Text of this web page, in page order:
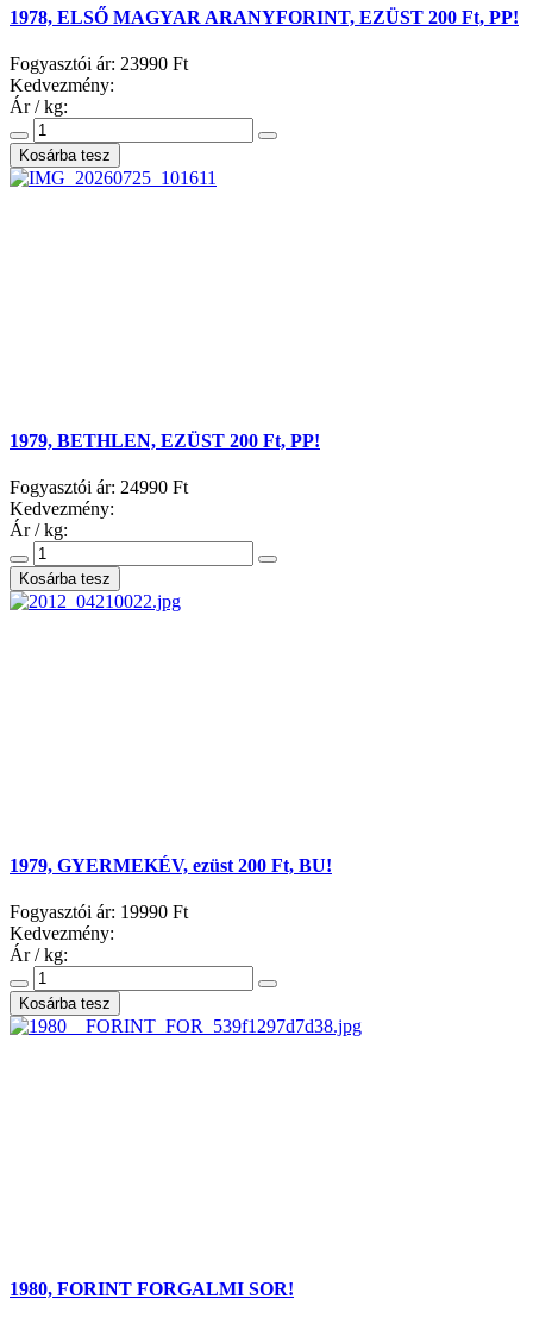
1978, ELSŐ MAGYAR ARANYFORINT, EZÜST 200 Ft, PP!
Fogyasztói ár: 23990 Ft
Kedvezmény:
Ár / kg:
1979, BETHLEN, EZÜST 200 Ft, PP!
Fogyasztói ár: 24990 Ft
Kedvezmény:
Ár / kg:
1979, GYERMEKÉV, ezüst 200 Ft, BU!
Fogyasztói ár: 19990 Ft
Kedvezmény:
Ár / kg:
1980, FORINT FORGALMI SOR!